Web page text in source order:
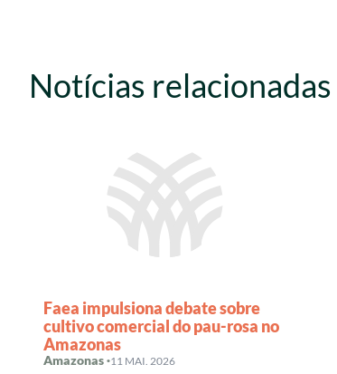
Notícias relacionadas
Faea impulsiona debate sobre
cultivo comercial do pau-rosa no
Amazonas
Amazonas ·11 MAI. 2026